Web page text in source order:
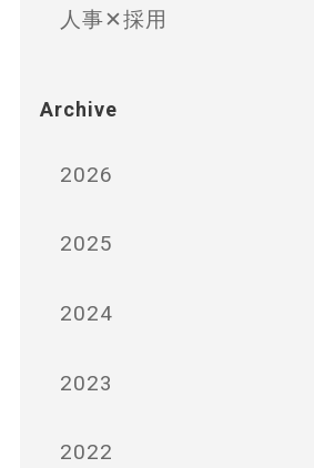
人事✕採用
Archive
2026
2025
2024
2023
2022